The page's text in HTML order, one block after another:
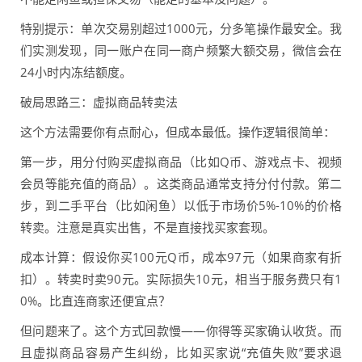
特别提示：单次交易别超过1000元，分多笔操作最安全。我
们实测发现，同一账户在同一商户频繁大额交易，微信会在
24小时内冻结额度。
破局思路三：虚拟商品转卖法
这个方法需要你有点耐心，但成本最低。操作逻辑很简单：
第一步，用分付购买虚拟商品（比如Q币、游戏点卡、视频
会员等能充值的商品）。这类商品通常支持分付付款。第二
步，到二手平台（比如闲鱼）以低于市场价5%-10%的价格
转卖。注意是真实出售，不是直接找买家套现。
成本计算：假设你买100元Q币，成本97元（如果商家有折
扣）。转卖时卖90元。实际损失10元，相当于服务费只有1
0%。比直连商家还便宜点？
但问题来了。这个方式回款慢——你得等买家确认收货。而
且虚拟商品容易产生纠纷，比如买家说“充值失败”要求退